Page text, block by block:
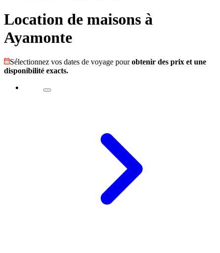
Location de maisons à
Ayamonte
Sélectionnez vos dates de voyage pourobtenir des prix et une
disponibilité exacts.